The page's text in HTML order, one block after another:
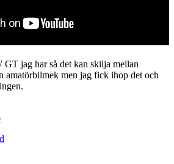
GT jag har så det kan skilja mellan
amatörbilmek men jag fick ihop det och